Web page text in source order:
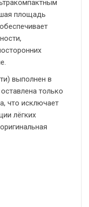
площадь
выполнен в
только
что исключает
лёгких